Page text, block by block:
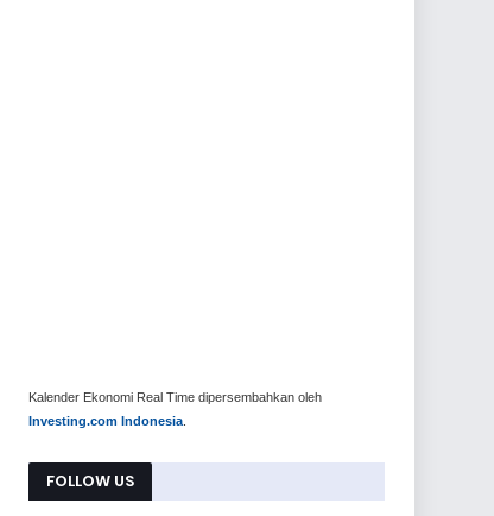
Kalender Ekonomi Real Time dipersembahkan oleh
Investing.com Indonesia
FOLLOW US